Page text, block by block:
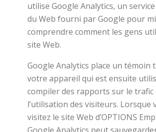
utilise Google Analytics, un service
du Web fourni par Google pour
comprendre comment les gens
site Web.
Google Analytics place un témoin
votre appareil qui est ensuite
compiler des rapports sur le trafic
l’utilisation des visiteurs. Lorsque
visitez le site Web d’OPTIONS